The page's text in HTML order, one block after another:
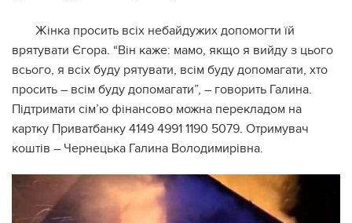
Жінка просить всіх небайдужих допомогти їй
врятувати Єгора. “Він каже: мамо, якщо я вийду з цього
всього, я всіх буду рятувати, всім буду допомагати, хто
просить – всім буду допомагати”, – говорить Галина.
Підтримати сім’ю фінансово можна перекладом на
картку Приватбанку 4149 4991 1190 5079. Отримувач
коштів – Чернецька Галина Володимирівна.